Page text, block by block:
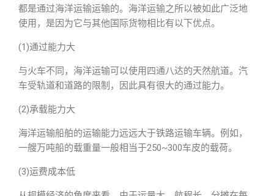
都是通过海洋运输运输的。海洋运输之所以被如此广泛地
使用，是因为它与其他国际货物相比有以下优点。
(1)通过能力大
与火车不同，海洋运输可以使用四通八达的天然航道。汽
车受轨道和道路的限制，因此具有很大的通过能力。
(2)承载能力大
海洋运输船舶的运输能力远远大于铁路运输车辆。例如，
一艘万吨船的载重量一般相当于250~300车皮的载荷。
(3)运费成本低